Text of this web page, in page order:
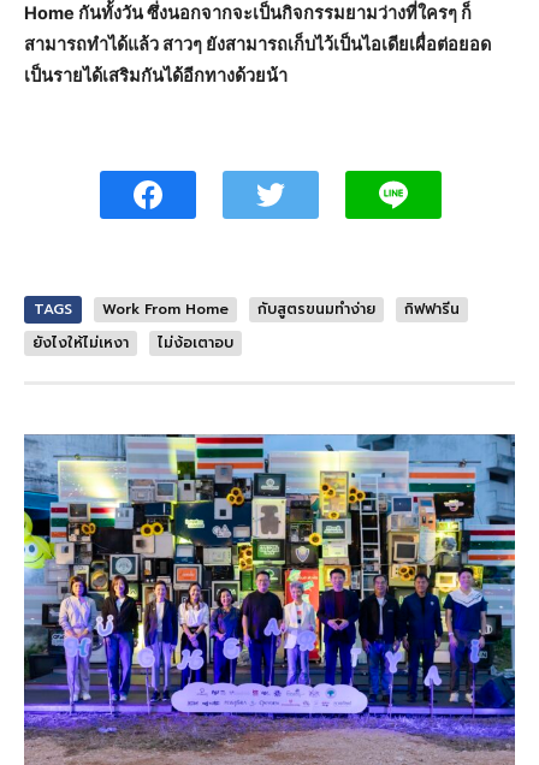
Home กันทั้งวัน ซึ่งนอกจากจะเป็นกิจกรรมยามว่างที่ใครๆ ก็
สามารถทำได้แล้ว สาวๆ ยังสามารถเก็บไว้เป็นไอเดียเผื่อต่อยอด
เป็นรายได้เสริมกันได้อีกทางด้วยน้า
TAGS Work From Home กับสูตรขนมทำง่าย
กิฟฟารีน
ยังไงให้ไม่เหงา
ไม่ง้อเตาอบ